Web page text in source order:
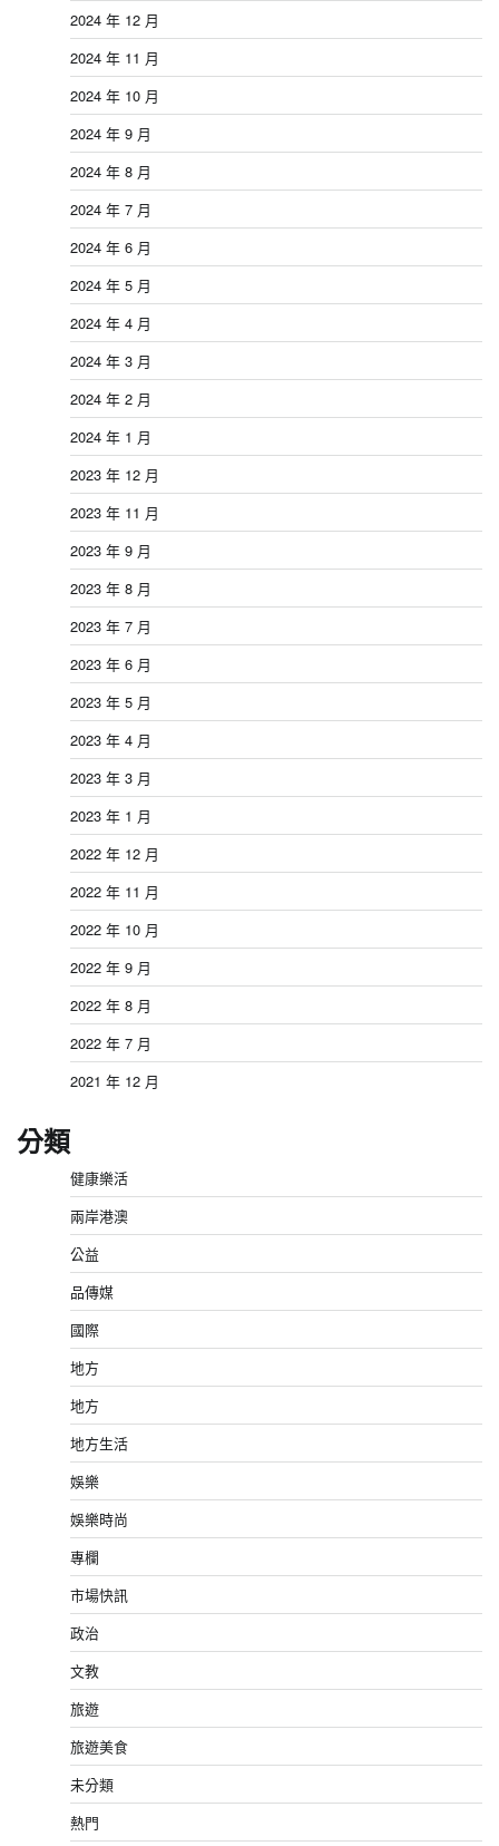
2024 年 12 月
2024 年 11 月
2024 年 10 月
2024 年 9 月
2024 年 8 月
2024 年 7 月
2024 年 6 月
2024 年 5 月
2024 年 4 月
2024 年 3 月
2024 年 2 月
2024 年 1 月
2023 年 12 月
2023 年 11 月
2023 年 9 月
2023 年 8 月
2023 年 7 月
2023 年 6 月
2023 年 5 月
2023 年 4 月
2023 年 3 月
2023 年 1 月
2022 年 12 月
2022 年 11 月
2022 年 10 月
2022 年 9 月
2022 年 8 月
2022 年 7 月
2021 年 12 月
分類
健康樂活
兩岸港澳
公益
品傳媒
國際
地方
地方
地方生活
娛樂
娛樂時尚
專欄
市場快訊
政治
文教
旅遊
旅遊美食
未分類
熱門